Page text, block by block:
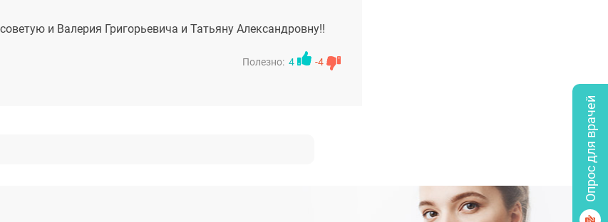
и Валерия Григорьевича и Татьяну Александровну!!
Полезно: 4 -4
Опрос для врачей